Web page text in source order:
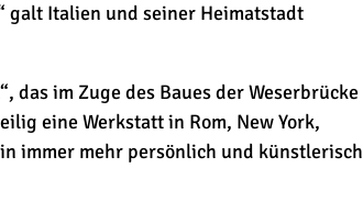
galt Italien und seiner Heimatstadt
das im Zuge des Baues der Weserbrücke
eine Werkstatt in Rom, New York,
immer mehr persönlich und künstlerisch